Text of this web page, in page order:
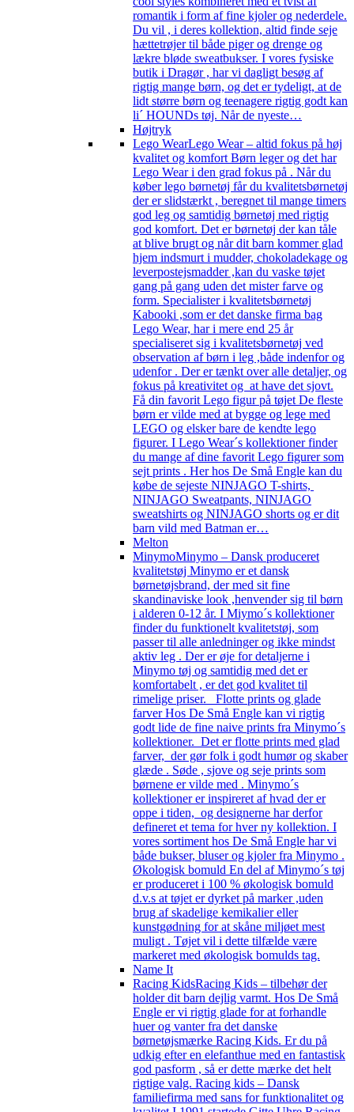
romantik i form af fine kjoler og nederdele.
Du vil , i deres kollektion, altid finde seje
hættetrøjer til både piger og drenge og
lækre bløde sweatbukser. I vores fysiske
butik i Dragør , har vi dagligt besøg af
rigtig mange børn, og det er tydeligt, at de
lidt større børn og teenagere rigtig godt kan
li´ HOUNDs tøj. Når de nyeste…
Højtryk
Lego WearLego Wear – altid fokus på høj
kvalitet og komfort Børn leger og det har
Lego Wear i den grad fokus på . Når du
køber lego børnetøj får du kvalitetsbørnetøj
der er slidstærkt , beregnet til mange timers
god leg og samtidig børnetøj med rigtig
god komfort. Det er børnetøj der kan tåle
at blive brugt og når dit barn kommer glad
hjem indsmurt i mudder, chokoladekage og
leverpostejsmadder ,kan du vaske tøjet
gang på gang uden det mister farve og
form. Specialister i kvalitetsbørnetøj
Kabooki ,som er det danske firma bag
Lego Wear, har i mere end 25 år
specialiseret sig i kvalitetsbørnetøj ved
observation af børn i leg ,både indenfor og
udenfor . Der er tænkt over alle detaljer, og
fokus på kreativitet og at have det sjovt.
Få din favorit Lego figur på tøjet De fleste
børn er vilde med at bygge og lege med
LEGO og elsker bare de kendte lego
figurer. I Lego Wear´s kollektioner finder
du mange af dine favorit Lego figurer som
sejt prints . Her hos De Små Engle kan du
købe de sejeste NINJAGO T-shirts,
NINJAGO Sweatpants, NINJAGO
sweatshirts og NINJAGO shorts og er dit
barn vild med Batman er…
Melton
MinymoMinymo – Dansk produceret
kvalitetstøj Minymo er et dansk
børnetøjsbrand, der med sit fine
skandinaviske look ,henvender sig til børn
i alderen 0-12 år. I Miymo´s kollektioner
finder du funktionelt kvalitetstøj, som
passer til alle anledninger og ikke mindst
aktiv leg . Der er øje for detaljerne i
Minymo tøj og samtidig med det er
komfortabelt , er det god kvalitet til
rimelige priser. Flotte prints og glade
farver Hos De Små Engle kan vi rigtig
godt lide de fine naive prints fra Minymo´s
kollektioner. Det er flotte prints med glad
farver, der gør folk i godt humør og skaber
glæde . Søde , sjove og seje prints som
børnene er vilde med . Minymo´s
kollektioner er inspireret af hvad der er
oppe i tiden, og designerne har derfor
defineret et tema for hver ny kollektion. I
vores sortiment hos De Små Engle har vi
både bukser, bluser og kjoler fra Minymo .
Økologisk bomuld En del af Minymo´s tøj
er produceret i 100 % økologisk bomuld
d.v.s at tøjet er dyrket på marker ,uden
brug af skadelige kemikalier eller
kunstgødning for at skåne miljøet mest
muligt . Tøjet vil i dette tilfælde være
markeret med økologisk bomulds tag.
Name It
Racing KidsRacing Kids – tilbehør der
holder dit barn dejlig varmt. Hos De Små
Engle er vi rigtig glade for at forhandle
huer og vanter fra det danske
børnetøjsmærke Racing Kids. Er du på
udkig efter en elefanthue med en fantastisk
god pasform , så er dette mærke det helt
rigtige valg. Racing kids – Dansk
familiefirma med sans for funktionalitet og